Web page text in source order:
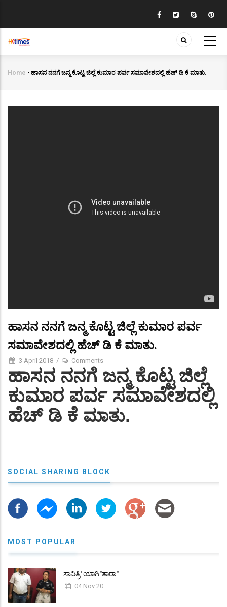
main
content
Breadcrumb
Home - ಹಾಸನ ನನಗೆ ಜನ್ಮ ಕೊಟ್ಟ ಜಿಲ್ಲೆ ಕುಮಾರ ಪರ್ವ ಸಮಾವೇಶದಲ್ಲಿ ಹೆಚ್ ಡಿ ಕೆ ಮಾತು.
ಹಾಸನ ನನಗೆ ಜನ್ಮ ಕೊಟ್ಟ ಜಿಲ್ಲೆ ಕುಮಾರ ಪರ್ವ
ಸಮಾವೇಶದಲ್ಲಿ ಹೆಚ್ ಡಿ ಕೆ ಮಾತು.
3 April 2018 / Comments
ಹಾಸನ ನನಗೆ ಜನ್ಮ ಕೊಟ್ಟ ಜಿಲ್ಲೆ
ಕುಮಾರ ಪರ್ವ ಸಮಾವೇಶದಲ್ಲಿ
ಹೆಚ್ ಡಿ ಕೆ ಮಾತು.
SOCIAL SHARING BLOCK
MOST POPULAR
ಸಾವಿತ್ರಿ' ಯಾಗಿ"ತಾರಾ"
04 Nov 20